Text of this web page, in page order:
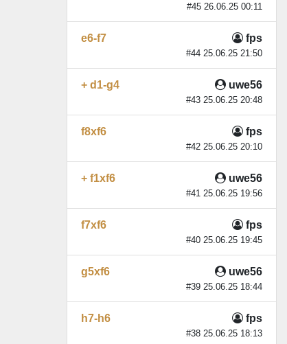
#45 26.06.25 00:11
fps
#44 25.06.25 21:50
e6-f7
uwe56
#43 25.06.25 20:48
+ d1-g4
fps
#42 25.06.25 20:10
f8xf6
uwe56
#41 25.06.25 19:56
+ f1xf6
fps
#40 25.06.25 19:45
f7xf6
uwe56
#39 25.06.25 18:44
g5xf6
fps
#38 25.06.25 18:13
h7-h6